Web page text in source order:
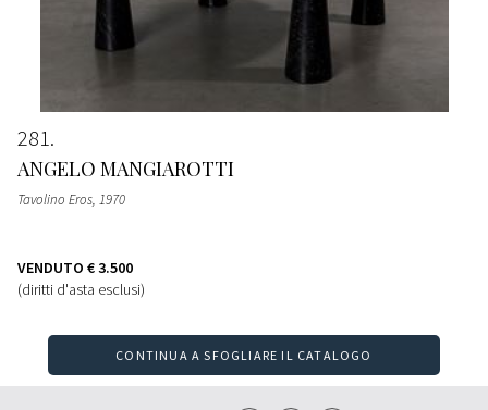
281
ANGELO MANGIAROTTI
Tavolino Eros, 1970
VENDUTO € 3.500
(diritti d'asta esclusi)
CONTINUA A SFOGLIARE IL CATALOGO